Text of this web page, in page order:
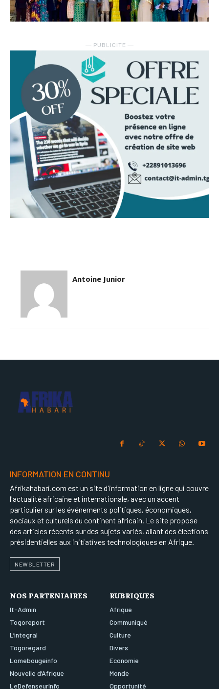
― PUBLICITE ―
Antoine Junior
INFORMATION EN CONTINU
Afrikahabari.com est un site d'information en ligne qui couvre
l'actualité africaine et internationale, avec un accent
particulier sur les événements politiques, économiques,
sociaux et culturels du continent africain. Le site propose
des articles récents sur des sujets variés, allant des élections
présidentielles aux initiatives technologiques en Afrique.
NEWSLETTER
NOS PARTENIAIRES
It-Admin
Togoreport
L’integral
Togoregard
Lomebougeinfo
Nouvelle d’Afrique
LeDefenseurInfo
RUBRIQUES
Afrique
Communiqué
Culture
Divers
Economie
Monde
Opportunité